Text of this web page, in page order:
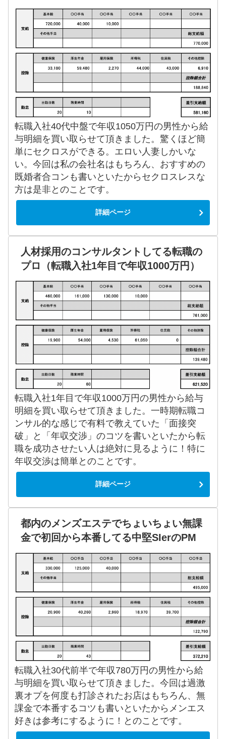
転職入社40代中盤で年収1050万円の男性から給
与明細を買い取らせて頂きました。驚くほど簡
単にセクロスができる。エロい人妻しかいな
い。今回は私の会社名はもちろん、おすすめの
既婚者合コンも書いといたからセクロスレスな
方は是非とのことです。
詳細ページ
人材採用のコンサルタントしてる転職の
プロ（転職入社1年目で年収1000万円）
転職入社1年目で年収1000万円の男性から給与
明細を買い取らせて頂きました。一時期転職コ
ンサル的な感じで有料で教えていた「面接突
破」と「年収交渉」のコツを書いといたから転
職を成功させたい人は絶対に見るように！特に
年収交渉は簡単とのことです。
詳細ページ
都内のメンズエステでちょいちょい無課
金で初回から本番してる中堅SIerのPM
転職入社30代前半で年収780万円の男性から給
与明細を買い取らせて頂きました。今回は過激
裏オプを何度も打診されたお店はもちろん、無
課金で本番するコツも書いといたからメンエス
好きは参考にするように！とのことです。